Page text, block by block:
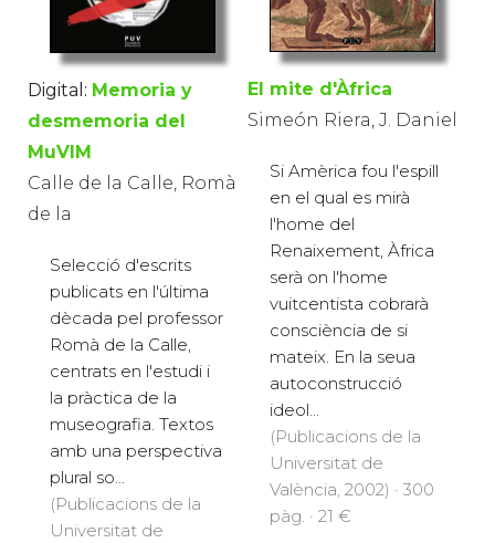
Digital: Memoria y
desmemoria del
MuVIM
Calle de la Calle, Romà
de la
Selecció d'escrits
publicats en l'última
dècada pel professor
Romà de la Calle,
centrats en l'estudi i
la pràctica de la
museografia. Textos
amb una perspectiva
plural so...
(Publicacions de la
Universitat de
El mite d'Àfrica
Simeón Riera, J. Daniel
Si Amèrica fou l'espill
en el qual es mirà
l'home del
Renaixement, Àfrica
serà on l'home
vuitcentista cobrarà
consciència de si
mateix. En la seua
autoconstrucció
ideol...
(Publicacions de la
Universitat de
València, 2002) · 300
pàg. · 21 €